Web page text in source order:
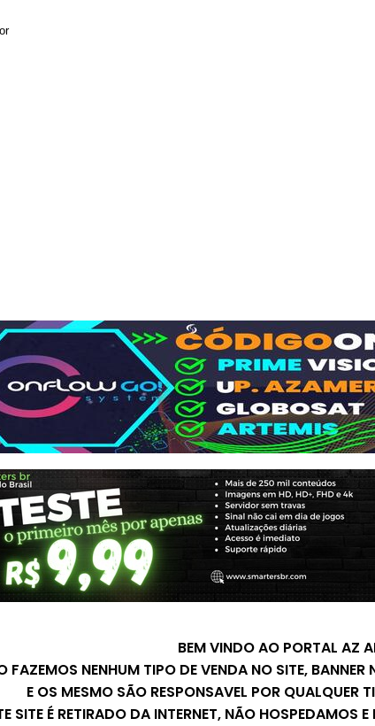
BEM VINDO AO PORTAL AZ
FAZEMOS NENHUM TIPO DE VENDA NO SITE,
E OS MESMO SÃO RESPONSAVEL POR QUALQUER
SITE É RETIRADO DA INTERNET, NÃO HOSPEDAMOS